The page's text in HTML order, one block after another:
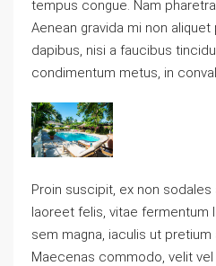
tempus congue. Nam
Aenean gravida mi non
dapibus, nisi a faucibus
condimentum metus, in
Proin suscipit, ex non sodales
laoreet felis, vitae fermentum
sem magna, iaculis ut pretium
Maecenas commodo, velit